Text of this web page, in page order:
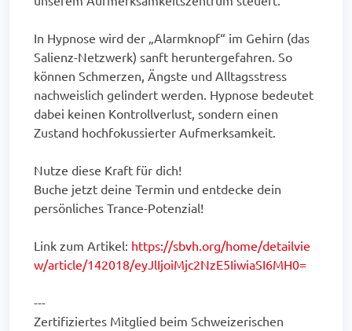
In Hypnose wird der „Alarmknopf“ im Gehirn (das
Salienz-Netzwerk) sanft heruntergefahren. So
können Schmerzen, Ängste und Alltagsstress
nachweislich gelindert werden. Hypnose bedeutet
dabei keinen Kontrollverlust, sondern einen
Zustand hochfokussierter Aufmerksamkeit.
Nutze diese Kraft für dich!
Buche jetzt deine Termin und entdecke dein
persönliches Trance-Potenzial!
Link zum Artikel: https://sbvh.org/home/detailvie
w/article/142018/eyJlIjoiMjc2NzE5IiwiaSI6MH0=
---
Zertifiziertes Mitglied beim Schweizerischen